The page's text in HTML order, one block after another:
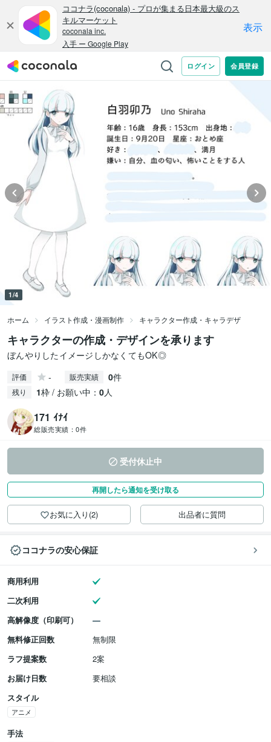
1/4
ホーム イラスト作成・漫画制作 キャラクター作成・キャラデザ
キャラクターの作成・デザインを承ります
ぼんやりしたイメージしかなくてもOK◎
評価 - 販売実績 0件
残り 1枠 / お願い中： 0人
171 ｲﾅｲ
総販売実績： 0件
受付休止中
再開したら通知を受け取る
お気に入り(2) 出品者に質問
ココナラの安心保証
商用利用
二次利用
高解像度（印刷可）
無料修正回数
無制限
ラフ提案数
2案
お届け日数
要相談
スタイル
アニメ
手法